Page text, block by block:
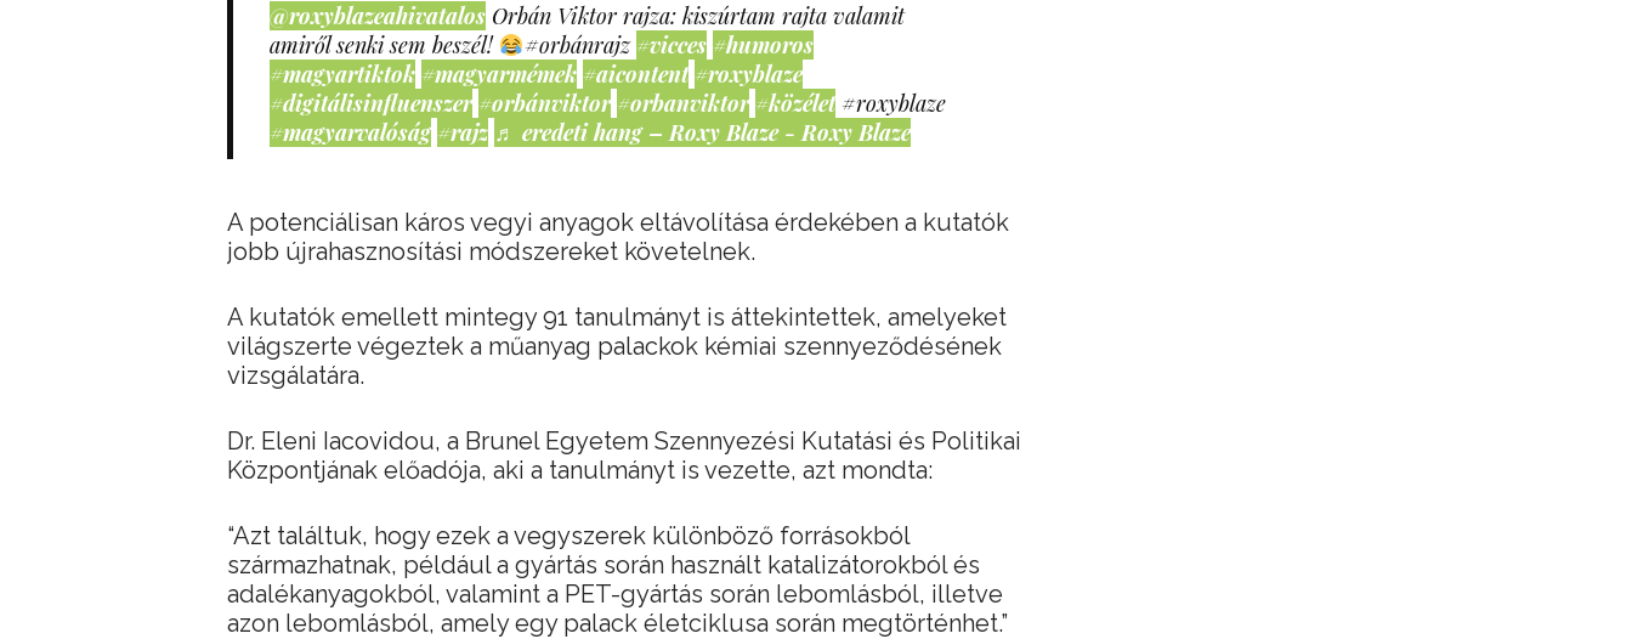
@roxyblazeahivatalos Orbán Viktor rajza: kiszúrtam rajta valamit
amiről senki sem beszél!
#orbánrajz #vicces #humoros
#magyartiktok #magyarmémek #aicontent #roxyblaze
#digitálisinfluenszer #orbánviktor #orbanviktor #közélet #roxyblaze
#magyarvalóság #rajz ♬ eredeti hang – Roxy Blaze - Roxy Blaze
A potenciálisan káros vegyi anyagok eltávolítása érdekében a kutatók
jobb újrahasznosítási módszereket követelnek.
A kutatók emellett mintegy 91 tanulmányt is áttekintettek, amelyeket
világszerte végeztek a műanyag palackok kémiai szennyeződésének
vizsgálatára.
Dr. Eleni Iacovidou, a Brunel Egyetem Szennyezési Kutatási és Politikai
Központjának előadója, aki a tanulmányt is vezette, azt mondta:
“Azt találtuk, hogy ezek a vegyszerek különböző forrásokból
származhatnak, például a gyártás során használt katalizátorokból és
adalékanyagokból, valamint a PET-gyártás során lebomlásból, illetve
azon lebomlásból, amely egy palack életciklusa során megtörténhet.”